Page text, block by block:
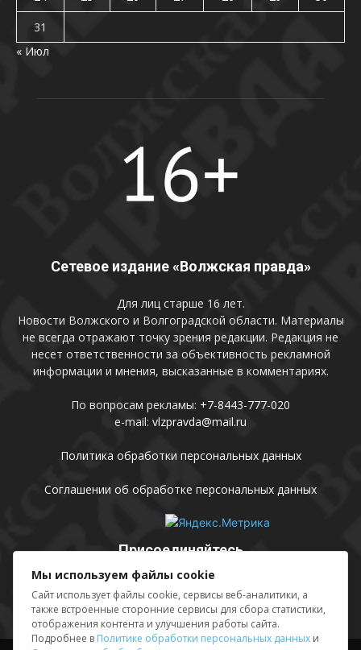
31
« Июл
Сетевое издание «Волжская правда»
Для лиц старше 16 лет.
Новости Волжского и Волгоградской области. Материалы
не всегда отражают точку зрения редакции. Редакция не
несет ответственности за объективность рекламной
информации и мнения, высказанные в комментариях.
По вопросам рекламы: +7-8443-777-020
e-mail: vlzpravda@mail.ru
Политика обработки персональных данных
Соглашении об обработке персональных данных
Присоединяйтесь
Мы используем файлы cookie
Сайт использует файлы cookie, сервисы веб-аналитики, а
также встроенные сторонние сервисы для сбора статистики,
отображения контента и улучшения работы сайта.
Подробнее в Политике обработки персональных данных и